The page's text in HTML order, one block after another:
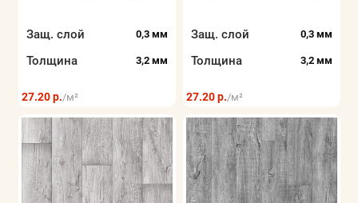
Защ. слой 0,3 мм
Толщина 3,2 мм
27.20 р./м²
Защ. слой 0,3 мм
Толщина 3,2 мм
27.20 р./м²